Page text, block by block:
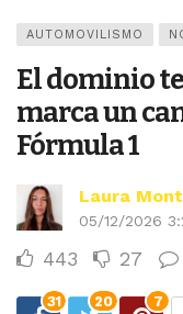
AUTOMOVILISMO
El dominio
marca un
Fórmula 1
Laura
05/12/2026
443 27
31 20 7